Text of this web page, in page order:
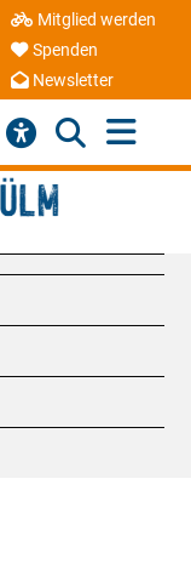
Mitglied werden
Spenden
Newsletter